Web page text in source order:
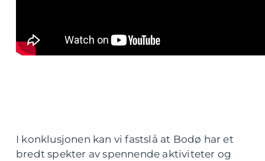
I konklusjonen kan vi fastslå at Bodø har et
bredt spekter av spennende aktiviteter og